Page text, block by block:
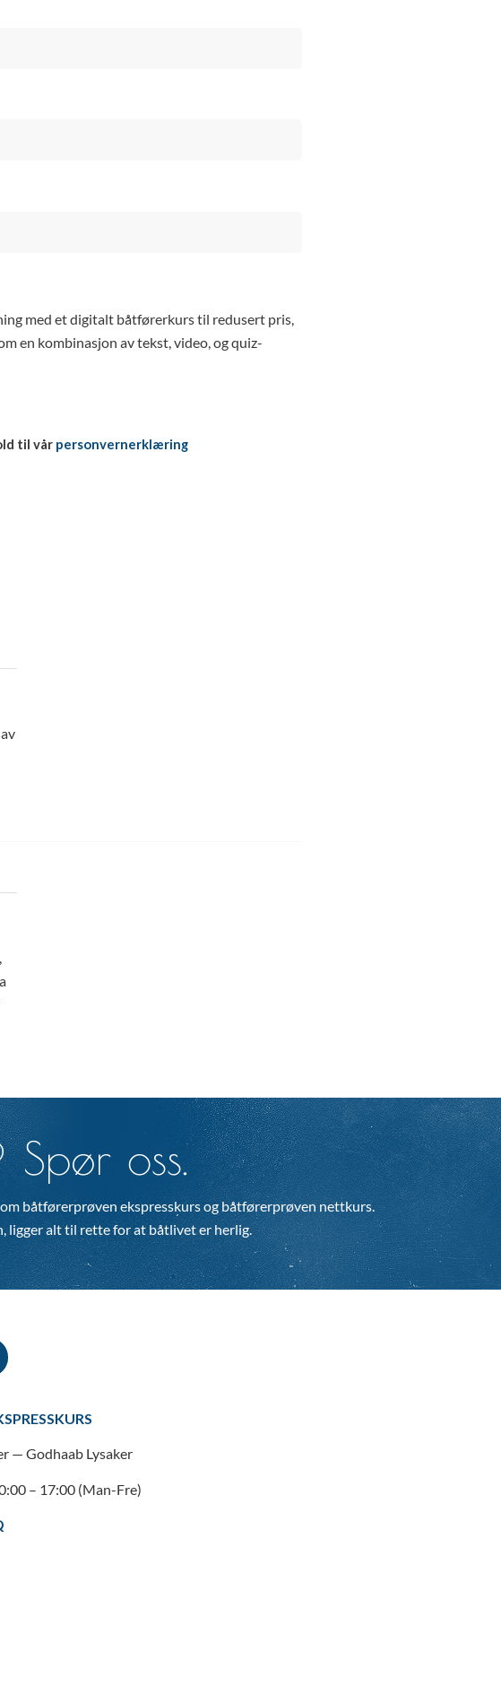
med et digitalt båtførerkurs til redusert pris,
en kombinasjon av tekst, video, og quiz-
til vår personvernerklæring
oss.
båtførerprøven ekspresskurs og båtførerprøven nettkurs.
ligger alt til rette for at båtlivet er herlig.
— Godhaab Lysaker
– 17:00 (Man-Fre)